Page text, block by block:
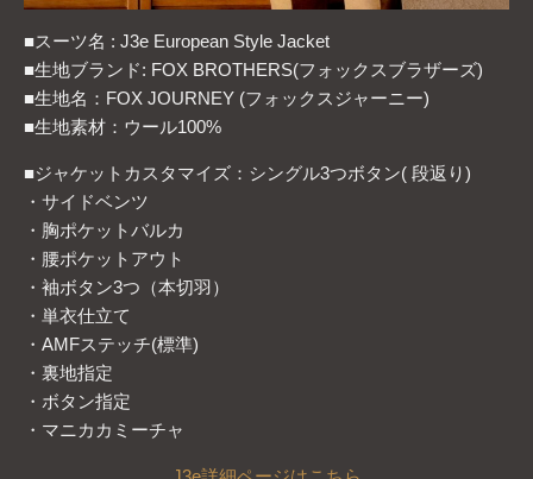
■スーツ名 : J3e European Style Jacket
■生地ブランド: FOX BROTHERS(フォックスブラザーズ)
■生地名：FOX JOURNEY (フォックスジャーニー)
■生地素材：ウール100%
■ジャケットカスタマイズ：シングル3つボタン( 段返り)
・サイドベンツ
・胸ポケットバルカ
・腰ポケットアウト
・袖ボタン3つ（本切羽）
・単衣仕立て
・AMFステッチ(標準)
・裏地指定
・ボタン指定
・マニカカミーチャ